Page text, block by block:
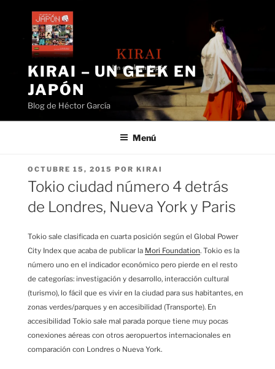
contenido
KIRAI – UN GEEK EN
JAPÓN
Blog de Héctor García
Menú
PUBLICADO
EL
OCTUBRE 15, 2015 POR KIRAI
Tokio ciudad número 4 detrás
de Londres, Nueva York y Paris
Tokio sale clasificada en cuarta posición según el Global Power
City Index que acaba de publicar la Mori Foundation. Tokio es la
número uno en el indicador económico pero pierde en el resto
de categorías: investigación y desarrollo, interacción cultural
(turismo), lo fácil que es vivir en la ciudad para sus habitantes, en
zonas verdes/parques y en accesibilidad (Transporte). En
accesibilidad Tokio sale mal parada porque tiene muy pocas
conexiones aéreas con otros aeropuertos internacionales en
comparación con Londres o Nueva York.